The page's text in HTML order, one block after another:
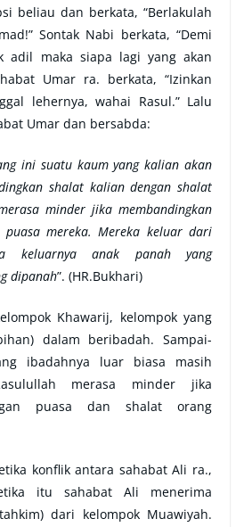
beliau dan berkata, “Berlakulah
Sontak Nabi berkata, “Demi
adil maka siapa lagi yang akan
Umar ra. berkata, “Izinkan
lehernya, wahai Rasul.” Lalu
Umar dan bersabda:
ini suatu kaum yang kalian akan
shalat kalian dengan shalat
minder jika membandingkan
puasa mereka. Mereka keluar dari
keluarnya anak panah yang
dipanah”. (HR.Bukhari)
Khawarij, kelompok yang
dalam beribadah. Sampai-
ibadahnya luar biasa masih
merasa minder jika
puasa dan shalat orang
konflik antara sahabat Ali ra.,
itu sahabat Ali menerima
dari kelompok Muawiyah.